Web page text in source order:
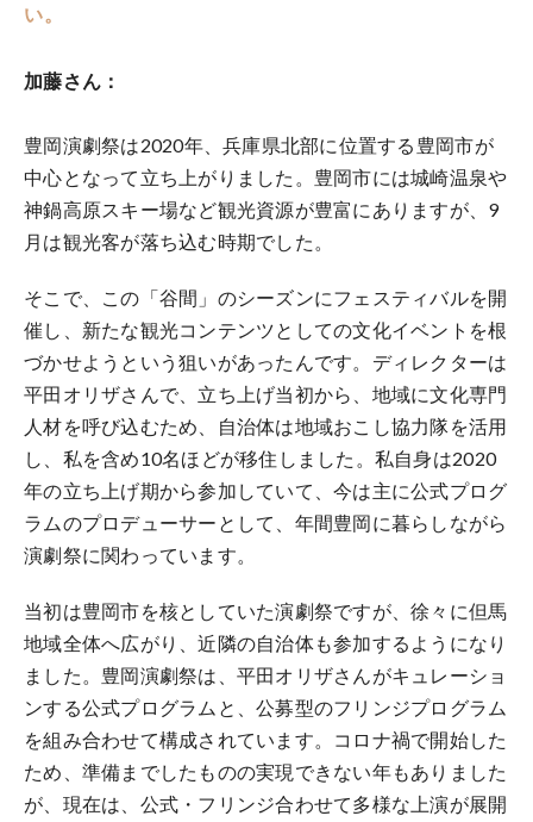
い。
加藤さん：
豊岡演劇祭は2020年、兵庫県北部に位置する豊岡市が
中心となって立ち上がりました。豊岡市には城崎温泉や
神鍋高原スキー場など観光資源が豊富にありますが、9
月は観光客が落ち込む時期でした。
そこで、この「谷間」のシーズンにフェスティバルを開
催し、新たな観光コンテンツとしての文化イベントを根
づかせようという狙いがあったんです。ディレクターは
平田オリザさんで、立ち上げ当初から、地域に文化専門
人材を呼び込むため、自治体は地域おこし協力隊を活用
し、私を含め10名ほどが移住しました。私自身は2020
年の立ち上げ期から参加していて、今は主に公式プログ
ラムのプロデューサーとして、年間豊岡に暮らしながら
演劇祭に関わっています。
当初は豊岡市を核としていた演劇祭ですが、徐々に但馬
地域全体へ広がり、近隣の自治体も参加するようになり
ました。豊岡演劇祭は、平田オリザさんがキュレーショ
ンする公式プログラムと、公募型のフリンジプログラム
を組み合わせて構成されています。コロナ禍で開始した
ため、準備までしたものの実現できない年もありました
が、現在は、公式・フリンジ合わせて多様な上演が展開